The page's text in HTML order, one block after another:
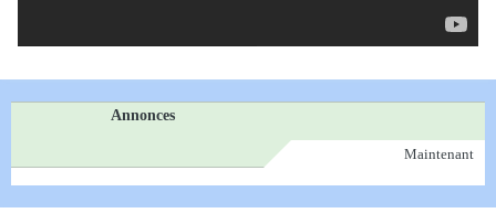
Annonces
Maintenant